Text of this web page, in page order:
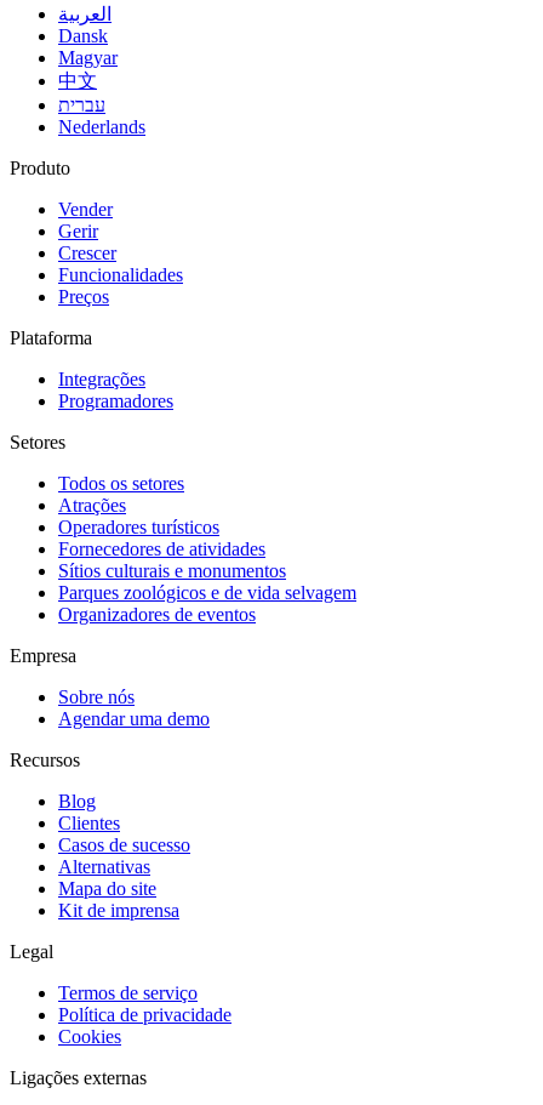
العربية
Dansk
Magyar
中文
עברית
Nederlands
Produto
Vender
Gerir
Crescer
Funcionalidades
Preços
Plataforma
Integrações
Programadores
Setores
Todos os setores
Atrações
Operadores turísticos
Fornecedores de atividades
Sítios culturais e monumentos
Parques zoológicos e de vida selvagem
Organizadores de eventos
Empresa
Sobre nós
Agendar uma demo
Recursos
Blog
Clientes
Casos de sucesso
Alternativas
Mapa do site
Kit de imprensa
Legal
Termos de serviço
Política de privacidade
Cookies
Ligações externas